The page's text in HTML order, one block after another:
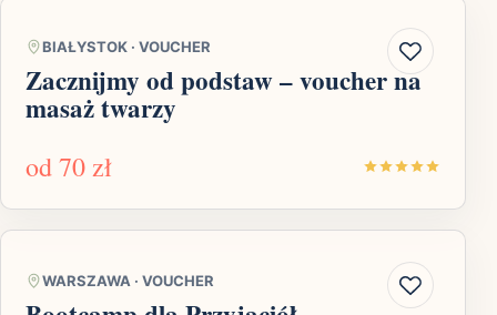
BIAŁYSTOK · VOUCHER
Zacznijmy od podstaw – voucher na
masaż twarzy
od70 zł
WARSZAWA · VOUCHER